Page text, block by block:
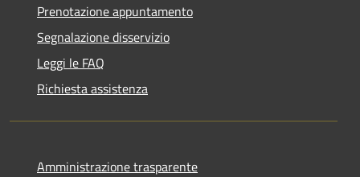
Prenotazione appuntamento
Segnalazione disservizio
Leggi le FAQ
Richiesta assistenza
Amministrazione trasparente